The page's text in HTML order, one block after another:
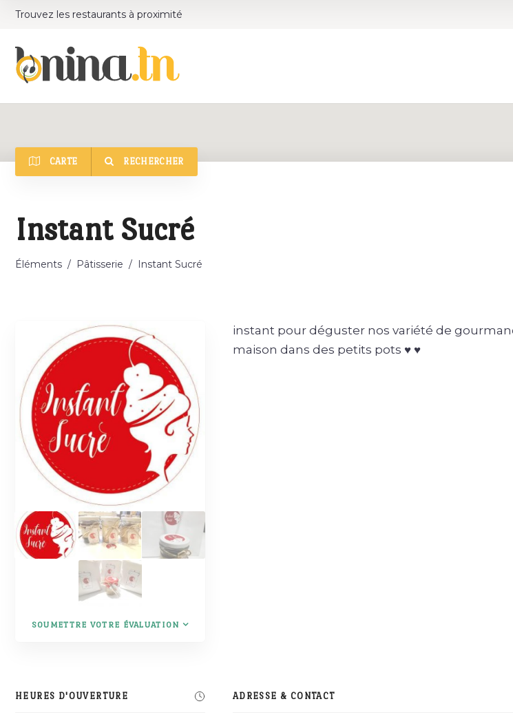
Trouvez les restaurants à proximité
CARTE RECHERCHER
Instant Sucré
Éléments / Pâtisserie / Instant Sucré
SOUMETTRE VOTRE ÉVALUATION
instant pour déguster nos variété de
maison dans des petits pots ♥ ♥
HEURES D'OUVERTURE ADRESSE & CONTACT